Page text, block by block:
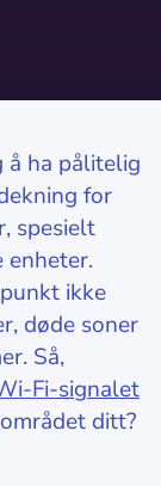
å ha pålitelig
for
spesielt
enheter.
ikke
døde soner
Så,
Fi-signalet
ditt?